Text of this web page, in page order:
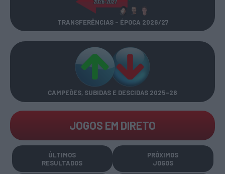
TRANSFERÊNCIAS - ÉPOCA 2026/27
CAMPEÕES, SUBIDAS E DESCIDAS 2025-26
JOGOS EM DIRETO
ÚLTIMOS
RESULTADOS
PRÓXIMOS
JOGOS